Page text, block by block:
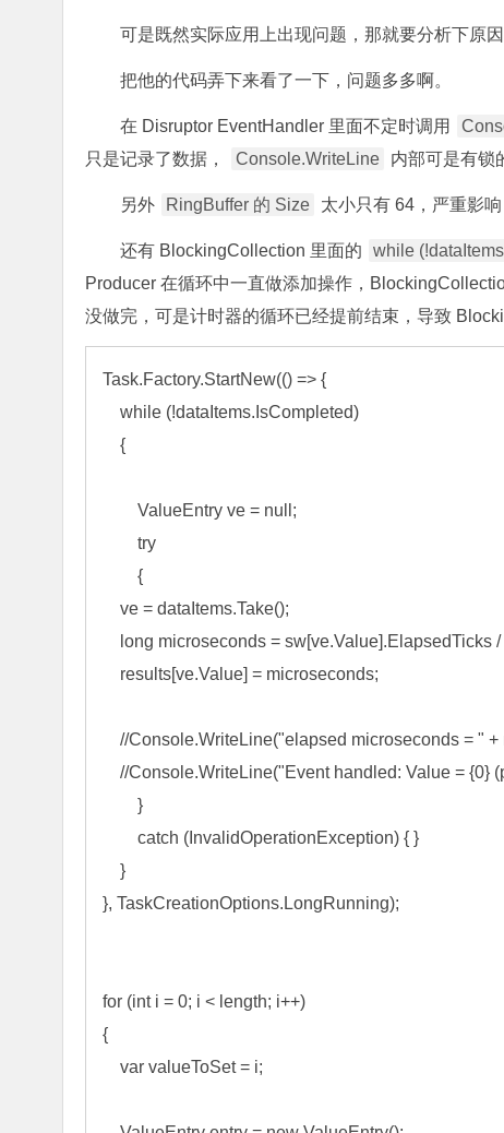
可是既然实际应用上出现问题，那就要分析下原因
把他的代码弄下来看了一下，问题多多啊。
在 Disruptor EventHandler 里面不定时调用
只是记录了数据，
Console.WriteLine 内部可是有锁
另外 RingBuffer 的 Size 太小只有 64，严重影
还有 BlockingCollection 里面的 while
Producer 在循环中一直做添加操作，
没做完，可是计时器的循环已经提前结束，导致
Task.Factory.StartNew(() => {
while (!dataItems.IsCompleted)
        ValueEntry ve
= null ;
try
    ve
= dataItems.Take();
long microseconds = sw[ve.Value].ElapsedTicks
    results[ve.Value]
= microseconds;
//Console.WriteLine("elapsed microseconds = " +
//Console.WriteLine("Event handled: Value = {0}
catch (InvalidOperationException) { }
}, TaskCreationOptions.LongRunning);
for (int i = 0; i < length; i++)
{
var valueToSet = i;